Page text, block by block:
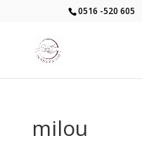
0516 -520 605
milou